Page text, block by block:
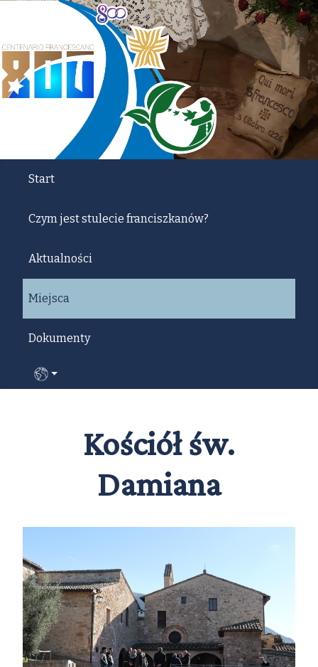
Start
Czym jest stulecie franciszkanów?
Aktualności
Miejsca
Dokumenty
Wybierz swój język
Kościół św.
Damiana